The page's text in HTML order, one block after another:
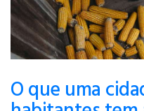
O que uma